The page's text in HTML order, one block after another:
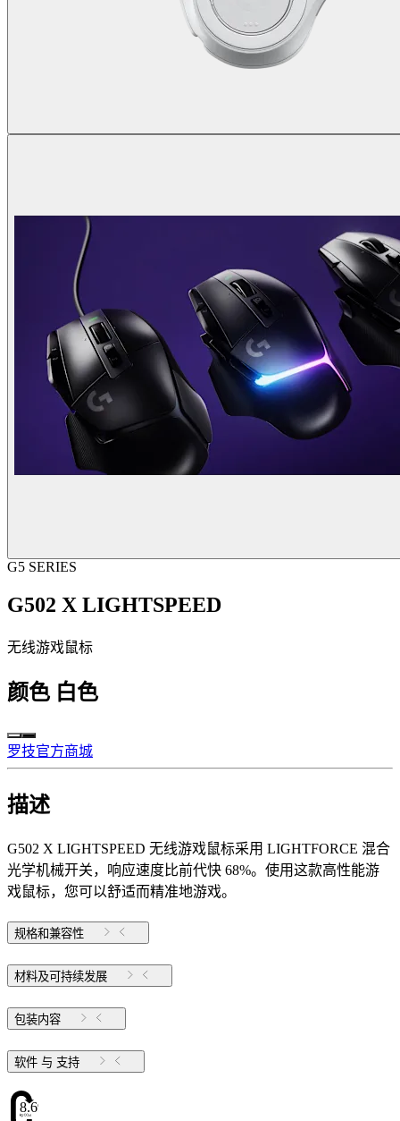
G5 SERIES
G502 X LIGHTSPEED
无线游戏鼠标
颜色 白色
罗技官方商城
描述
G502 X LIGHTSPEED 无线游戏鼠标采用 LIGHTFORCE 混合
光学机械开关，响应速度比前代快 68%。使用这款高性能游
戏鼠标，您可以舒适而精准地游戏。
规格和兼容性
材料及可持续发展
包装内容
软件 与 支持
8.69